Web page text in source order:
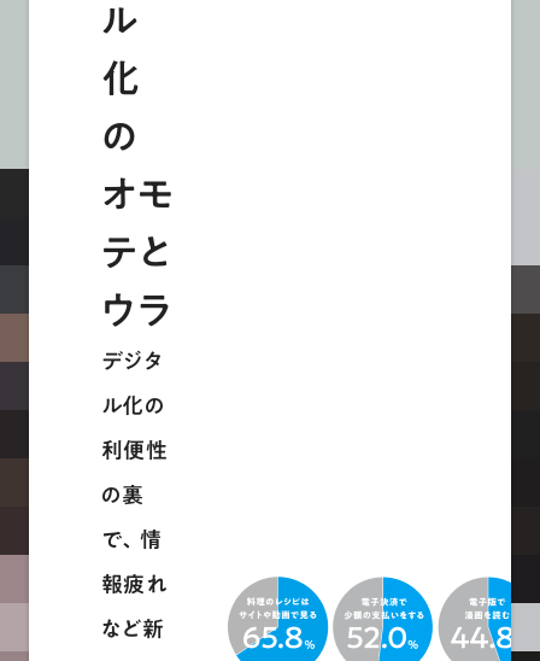
ル
化
の
オモ
テと
ウラ
デジタ
ル化の
利便性
の裏
で、情
報疲れ
など新